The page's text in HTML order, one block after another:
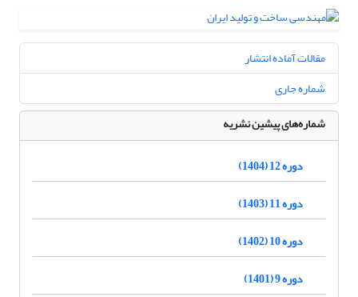
مقالات آماده انتشار
شماره جاری
شماره‌های پیشین نشریه
دوره 12 (1404)
دوره 11 (1403)
دوره 10 (1402)
دوره 9 (1401)